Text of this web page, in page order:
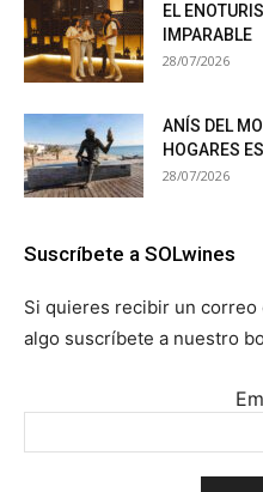
EL
IMPARABLE
28/07/2026
ANÍS DEL
HOGARES
28/07/2026
Suscríbete a SOLwines
Si quieres recibir un correo
algo suscríbete a nuestro